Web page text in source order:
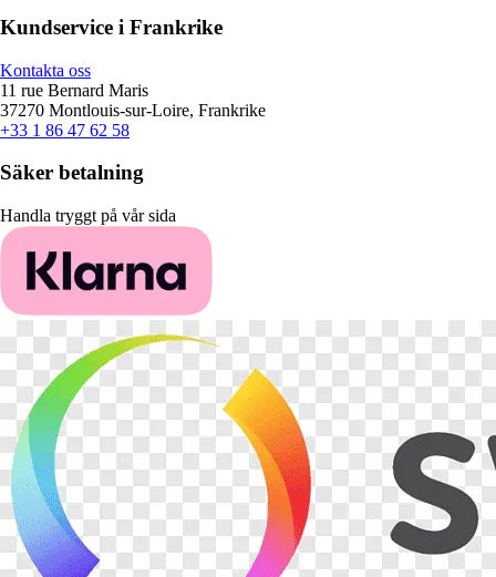
Kundservice i Frankrike
Kontakta oss
11 rue Bernard Maris
37270 Montlouis-sur-Loire, Frankrike
+33 1 86 47 62 58
Säker betalning
Handla tryggt på vår sida